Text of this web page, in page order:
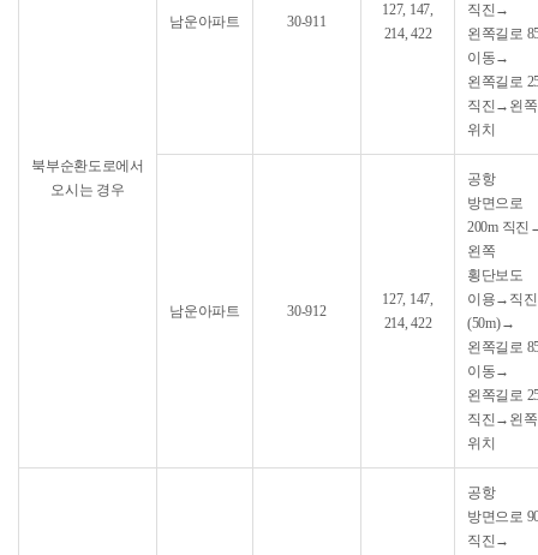
북부순환도로에서
오시는 경우
남운아파트 30-911
127, 147,
214, 422
직진→
왼쪽길로
이동→
왼쪽길로
직진→왼
위치
남운아파트 30-912
127, 147,
214, 422
공항
방면으로
200m 직
왼쪽
횡단보도
이용→직진
(50m)→
왼쪽길로
이동→
왼쪽길로
직진→왼
위치
공항
방면으로
직진→